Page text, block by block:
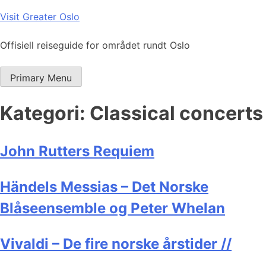
Skip
content
Visit Greater Oslo
Offisiell reiseguide for området rundt Oslo
Primary Menu
Kategori: Classical concerts
John Rutters Requiem
Händels Messias – Det Norske
Blåseensemble og Peter Whelan
Vivaldi – De fire norske årstider //